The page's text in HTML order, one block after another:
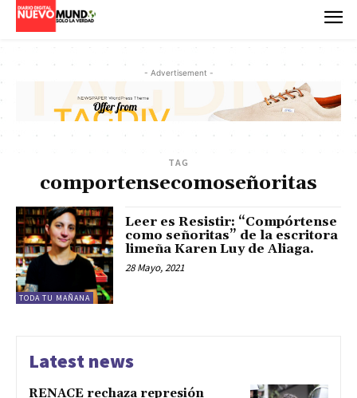
- Advertisement -
TAG
comportensecomoseñoritas
TODA TU MAÑANA
Leer es Resistir: “Compórtense
como señoritas” de la escritora
limeña Karen Luy de Aliaga.
28 Mayo, 2021
Latest news
RENACE rechaza represión